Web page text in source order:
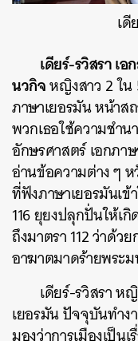
เดี
เดียร์-รวิสรา เอ
นวกิจหญิงสาว 2 ใ
ภาษาเยอรมัน หน้าส
พวกเธอใช้ความชำ
อักษรศาสตร์ เอกภา
อ่านข้อความต่าง ๆ
ที่ฟังภาษาเยอรมันเ
116 ยุยงปลุกปั่นให้เ
ถึงมาตรา 112 ว่าด้
อาฆาตมาดร้ายพระ
เดียร์-รวิสรา ห
เยอรมัน ปัจจุบันทำ